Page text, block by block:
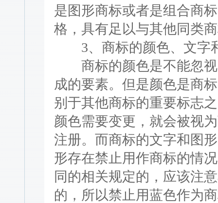
是图形商标或者是组合商
格，具有足以与其他同类
3、商标的颜色、文字
商标的颜色是不能忽视
成的要素。但是颜色是商
别于其他商标的重要标志
颜色需要变更，就会被视
注册。而商标的文字和图
形存在禁止用作商标的情
同的相关规定的，应该注
的，所以禁止用蓝色作为